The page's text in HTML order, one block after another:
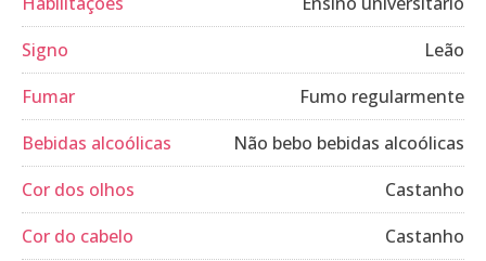
Signo
Leão
Fumar
Fumo regularmente
Bebidas alcoólicas
Não bebo bebidas alcoólicas
Cor dos olhos
Castanho
Cor do cabelo
Castanho